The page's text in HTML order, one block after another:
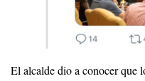
El alcalde dio a conocer que